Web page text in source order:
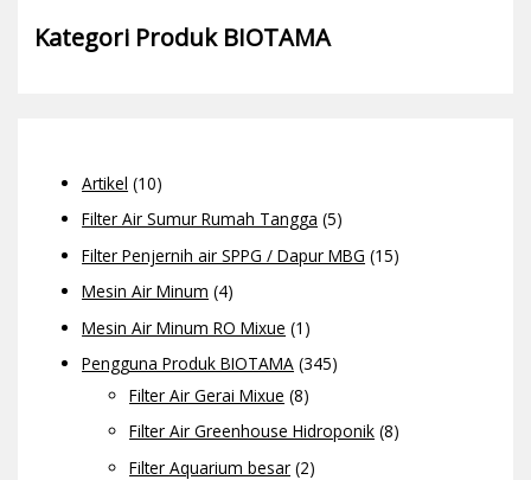
Kategori Produk BIOTAMA
Artikel (10)
Filter Air Sumur Rumah Tangga (5)
Filter Penjernih air SPPG / Dapur MBG (15)
Mesin Air Minum (4)
Mesin Air Minum RO Mixue (1)
Pengguna Produk BIOTAMA (345)
Filter Air Gerai Mixue (8)
Filter Air Greenhouse Hidroponik (8)
Filter Aquarium besar (2)